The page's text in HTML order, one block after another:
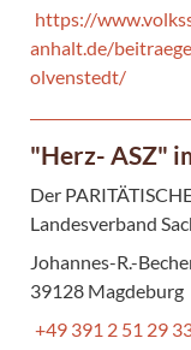
https://
anhalt.de/
olvenstedt/
"Herz- ASZ"
Der
Landesverband
Johannes-R.-
39128 Magdeburg
+49 391 2 51 29